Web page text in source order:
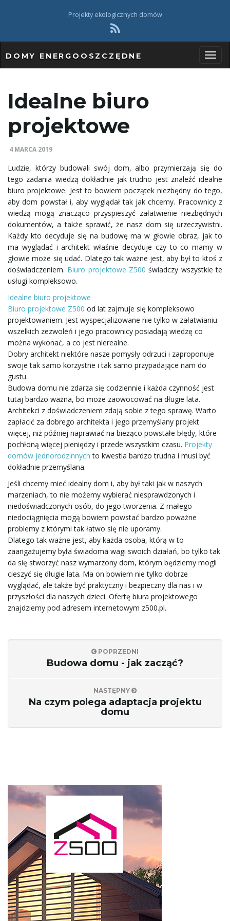
Projekty ekologicznych domów
e
ł
i
a
j
DOMY ENERGOOSZCZĘDNE
Idealne biuro
projektowe
4 MARCA 2019
Ludzie, którzy budowali swój dom, albo przymierzają się do
tego zadania wiedzą dokładnie jak trudno jest znaleźć idealne
biuro projektowe. Jest to bowiem początek niezbędny do tego,
aby dom powstał i, aby wyglądał tak jak chcemy. Pracownicy z
wiedzą mogą znacząco przyspieszyć załatwienie niezbędnych
dokumentów, a także sprawić, że nasz dom się urzeczywistni.
Każdy kto decyduje się na budowę ma w głowie obraz, jak to
ma wyglądać i architekt właśnie decyduje czy to co mamy w
głowie może się udać. Dlatego tak ważne jest, aby był to ktoś z
doświadczeniem. Biuro projektowe Z500 świadczy wszystkie te
usługi kompleksowo.
Idealne biuro projektowe
Biuro projektowe Z500 od lat zajmuje się kompleksowo
projektowaniem. Jest wyspecjalizowane nie tylko w załatwianiu
wszelkich zezwoleń i jego pracownicy posiadają wiedzę co
można wykonać, a co jest nierealne.
Dobry architekt niektóre nasze pomysły odrzuci i zaproponuje
swoje tak samo korzystne i tak samo przypadające nam do
gustu.
Budowa domu nie zdarza się codziennie i każda czynność jest
tutaj bardzo ważna, bo może zaowocować na długie lata.
Architekci z doświadczeniem zdają sobie z tego sprawę. Warto
zapłacić za dobrego architekta i jego przemyślany projekt
więcej, niż później naprawiać na bieżąco powstałe błędy, które
pochłoną więcej pieniędzy i przede wszystkim czasu. Projekty
domów jednorodzinnych to kwestia bardzo trudna i musi być
dokładnie przemyślana.
Jeśli chcemy mieć idealny dom i, aby był taki jak w naszych
marzeniach, to nie możemy wybierać niesprawdzonych i
niedoświadczonych osób, do jego tworzenia. Z małego
niedociągnięcia mogą bowiem powstać bardzo poważne
problemy z którymi tak łatwo się nie uporamy.
Dlatego tak ważne jest, aby każda osoba, którą w to
zaangażujemy była świadoma wagi swoich działań, bo tylko tak
da się stworzyć nasz wymarzony dom, którym będziemy mogli
cieszyć się długie lata. Ma on bowiem nie tylko dobrze
wyglądać, ale także być praktyczny i bezpieczny dla nas i w
przyszłości dla naszych dzieci. Ofertę biura projektowego
znajdziemy pod adresem internetowym z500.pl.
POPRZEDNI
Budowa domu - jak zacząć?
NASTĘPNY
Na czym polega adaptacja projektu
domu